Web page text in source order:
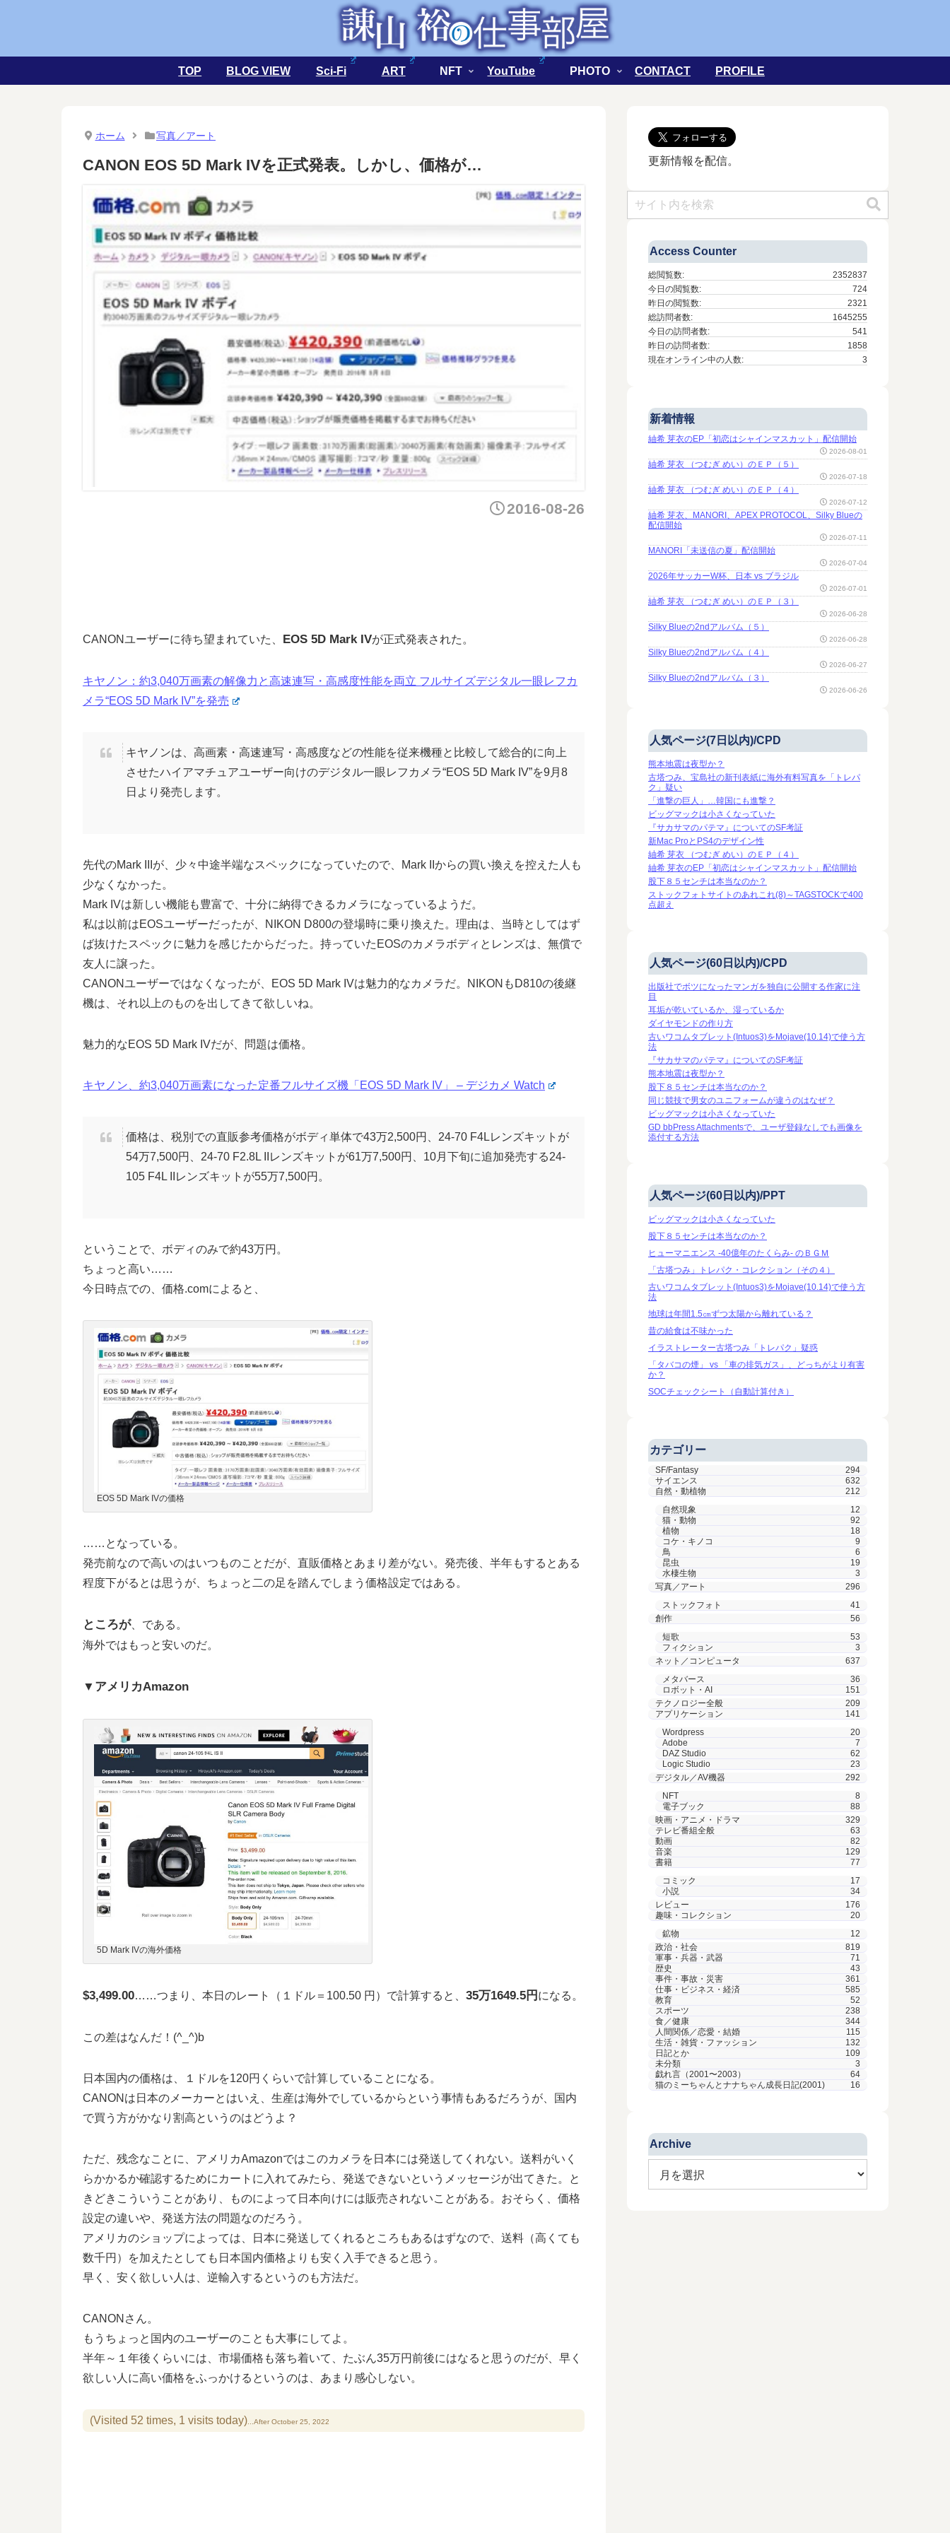
TOP BLOG VIEW Sci-Fi ART NFT YouTube PHOTO CONTACT PROFILE
ホーム 写真／アート
CANON EOS 5D Mark IVを正式発表。しかし、価格が…
2016-08-26
CANONユーザーに待ち望まれていた、 EOS 5D Mark IVが正式発表された。
キヤノン：約3,040万画素の解像力と高速連写・高感度性能を両立 フルサイズデジタル一眼レフカ
メラ“EOS 5D Mark IV”を発売
キヤノンは、高画素・高速連写・高感度などの性能を従来機種と比較して総合的に向上
させたハイアマチュアユーザー向けのデジタル一眼レフカメラ“EOS 5D Mark IV”を9月8
日より発売します。
先代のMark IIIが、少々中途半端なスペックになっていたので、Mark IIからの買い換えを控えた人も
少なくなかった。
Mark IVは新しい機能も豊富で、十分に納得できるカメラになっているようだ。
私は以前はEOSユーザーだったが、NIKON D800の登場時に乗り換えた。理由は、当時としてはず
ば抜けたスペックに魅力を感じたからだった。持っていたEOSのカメラボディとレンズは、無償で
友人に譲った。
CANONユーザーではなくなったが、EOS 5D Mark IVは魅力的なカメラだ。NIKONもD810の後継
機は、それ以上のものを出してきて欲しいね。
魅力的なEOS 5D Mark IVだが、問題は価格。
キヤノン、約3,040万画素になった定番フルサイズ機「EOS 5D Mark IV」 – デジカメ Watch
価格は、税別での直販参考価格がボディ単体で43万2,500円、24-70 F4Lレンズキットが
54万7,500円、24-70 F2.8L IIレンズキットが61万7,500円、10月下旬に追加発売する24-
105 F4L IIレンズキットが55万7,500円。
ということで、ボディのみで約43万円。
ちょっと高い……
今日時点での、価格.comによると、
EOS 5D Mark IVの価格
……となっている。
発売前なので高いのはいつものことだが、直販価格とあまり差がない。発売後、半年もするとある
程度下がるとは思うが、ちょっと二の足を踏んでしまう価格設定ではある。
ところが、である。
海外ではもっと安いのだ。
▼アメリカAmazon
5D Mark IVの海外価格
$3,499.00……つまり、本日のレート（１ドル＝100.50 円）で計算すると、 35万1649.5円 になる。
この差はなんだ！(^_^)b
日本国内の価格は、１ドルを120円くらいで計算していることになる。
CANONは日本のメーカーとはいえ、生産は海外でしているからという事情もあるだろうが、国内
で買う方がかなり割高というのはどうよ？
ただ、残念なことに、アメリカAmazonではこのカメラを日本には発送してくれない。送料がいく
らかかるか確認するためにカートに入れてみたら、発送できないというメッセージが出てきた。と
きどきこういうことがあり、ものによって日本向けには販売されないことがある。おそらく、価格
設定の違いや、発送方法の問題なのだろう。
アメリカのショップによっては、日本に発送してくれるところもあるはずなので、送料（高くても
数千円）を加えたとしても日本国内価格よりも安く入手できると思う。
早く、安く欲しい人は、逆輸入するというのも方法だ。
CANONさん。
もうちょっと国内のユーザーのことも大事にしてよ。
半年～１年後くらいには、市場価格も落ち着いて、たぶん35万円前後にはなると思うのだが、早く
欲しい人に高い価格をふっかけるというのは、あまり感心しない。
(Visited 52 times, 1 visits today)
更新情報を配信。
Access Counter
2352837
総閲覧数:
724
今日の閲覧数:
2321
昨日の閲覧数:
1645255
総訪問者数:
541
今日の訪問者数:
1858
昨日の訪問者数:
3
現在オンライン中の人数:
新着情報
紬希 芽衣のEP「初恋はシャインマスカット」配信開始
2026-08-01
紬希 芽衣 （つむぎ めい）のＥＰ（５）
2026-07-18
紬希 芽衣 （つむぎ めい）のＥＰ（４）
2026-07-12
紬希 芽衣、MANORI、APEX PROTOCOL、Silky Blueの
配信開始
2026-07-11
MANORI「未送信の夏」配信開始
2026-07-04
2026年サッカーW杯、日本 vs ブラジル
2026-07-01
紬希 芽衣 （つむぎ めい）のＥＰ（３）
2026-06-28
Silky Blueの2ndアルバム（５）
2026-06-28
Silky Blueの2ndアルバム（４）
2026-06-27
Silky Blueの2ndアルバム（３）
2026-06-26
人気ページ(7日以内)/CPD
熊本地震は夜型か？
古塔つみ、宝島社の新刊表紙に海外有料写真を「トレパ
ク」疑い
「進撃の巨人」…韓国にも進撃？
ビッグマックは小さくなっていた
『サカサマのパテマ』についてのSF考証
新Mac ProとPS4のデザイン性
紬希 芽衣 （つむぎ めい）のＥＰ（４）
紬希 芽衣のEP「初恋はシャインマスカット」配信開始
股下８５センチは本当なのか？
ストックフォトサイトのあれこれ(8)～TAGSTOCKで400
点超え
人気ページ(60日以内)/CPD
出版社でボツになったマンガを独自に公開する作家に注
目
耳垢が乾いているか、湿っているか
ダイヤモンドの作り方
古いワコムタブレット(Intuos3)をMojave(10.14)で使う方
法
『サカサマのパテマ』についてのSF考証
熊本地震は夜型か？
股下８５センチは本当なのか？
同じ競技で男女のユニフォームが違うのはなぜ？
ビッグマックは小さくなっていた
GD bbPress Attachmentsで、ユーザ登録なしでも画像を
添付する方法
人気ページ(60日以内)/PPT
ビッグマックは小さくなっていた
股下８５センチは本当なのか？
ヒューマニエンス -40億年のたくらみ- のＢＧＭ
「古塔つみ」トレパク・コレクション（その４）
古いワコムタブレット(Intuos3)をMojave(10.14)で使う方
法
地球は年間1.5㎝ずつ太陽から離れている？
昔の給食は不味かった
イラストレーター古塔つみ「トレパク」疑惑
「タバコの煙」 vs 「車の排気ガス」、どっちがより有害
か？
SOCチェックシート（自動計算付き）
カテゴリー
SF/Fantasy
294
サイエンス
632
自然・動植物
212
自然現象
12
猫・動物
92
植物
18
コケ・キノコ
9
鳥
6
昆虫
19
水棲生物
3
写真／アート
296
ストックフォト
41
創作
56
短歌
53
フィクション
3
ネット／コンピュータ
637
メタバース
36
ロボット・AI
151
テクノロジー全般
209
アプリケーション
141
Wordpress
20
Adobe
7
DAZ Studio
62
Logic Studio
23
デジタル／AV機器
292
NFT
8
電子ブック
88
映画・アニメ・ドラマ
329
テレビ番組全般
63
動画
82
音楽
129
書籍
77
コミック
17
小説
34
レビュー
176
趣味・コレクション
20
鉱物
12
政治・社会
819
軍事・兵器・武器
71
歴史
43
事件・事故・災害
361
仕事・ビジネス・経済
585
教育
52
スポーツ
238
食／健康
344
人間関係／恋愛・結婚
115
生活・雑貨・ファッション
132
日記とか
109
未分類
3
戯れ言（2001〜2003）
64
猫のミーちゃんとナナちゃん成長日記(2001)
16
Archive